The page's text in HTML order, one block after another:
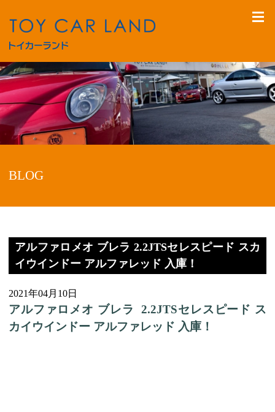
BLOG
アルファロメオ ブレラ 2.2JTSセレスピード スカ
イウインドー アルファレッド 入庫！
2021年04月10日
アルファロメオ ブレラ 2.2JTSセレスピード ス
カイウインドー アルファレッド 入庫！